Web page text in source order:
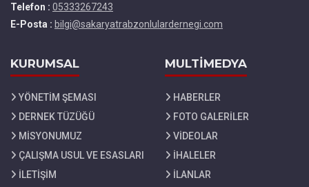
Telefon : 05333267243
E-Posta : bilgi@sakaryatrabzonlulardernegi.com
KURUMSAL
YÖNETİM ŞEMASI
DERNEK TÜZÜĞÜ
MİSYONUMUZ
ÇALIŞMA USUL VE ESASLARI
İLETİŞİM
MULTİMEDYA
HABERLER
FOTO GALERİLER
VİDEOLAR
İHALELER
İLANLAR